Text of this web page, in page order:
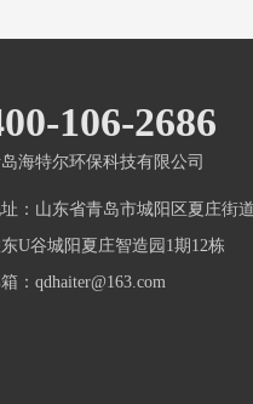
106-2686
海特尔环保科技有限公司
：山东省青岛市城阳区夏庄街
U谷城阳夏庄智造园1期12栋
：qdhaiter@163.com